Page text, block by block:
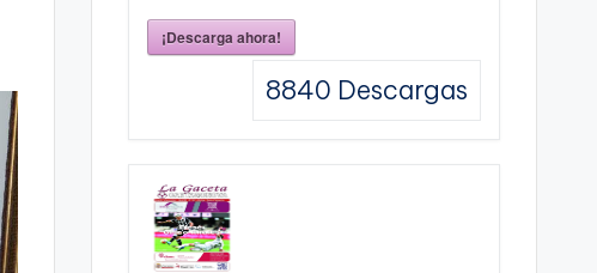
¡Descarga ahora!
8840 Descargas